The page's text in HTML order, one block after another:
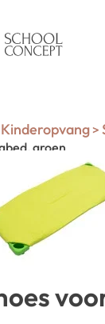
Kinderopvang>
groen